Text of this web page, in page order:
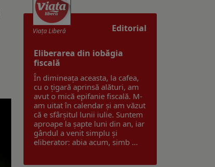
Editorial
Viaţa Liberă
Eliberarea din iobăgia
fiscală
În dimineața aceasta, la cafea,
cu o țigară aprinsă alături, am
avut o mică epifanie fiscală. M-
am uitat în calendar și am văzut
că e sfârșitul lunii iulie. Suntem
aproape la șapte luni din an, iar
gândul a venit simplu și
eliberator: abia acum, simb ...